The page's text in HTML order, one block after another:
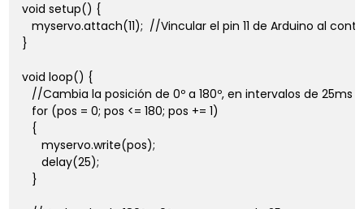
void setup() {
myservo.attach(11);  //Vincular el pin 11 de Arduino al
}
void loop() {
   //Cambia la posición de 0º a 180º, en intervalos de 25ms
   for (pos = 0; pos <= 180; pos += 1)
   {
      myservo.write(pos);
      delay(25);
   }